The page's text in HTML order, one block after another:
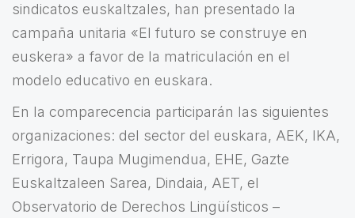
sindicatos euskaltzales, han presentado la
campaña unitaria «El futuro se construye en
euskera» a favor de la matriculación en el
modelo educativo en euskara.
En la comparecencia participarán las siguientes
organizaciones: del sector del euskara, AEK, IKA,
Errigora, Taupa Mugimendua, EHE, Gazte
Euskaltzaleen Sarea, Dindaia, AET, el
Observatorio de Derechos Lingüísticos –